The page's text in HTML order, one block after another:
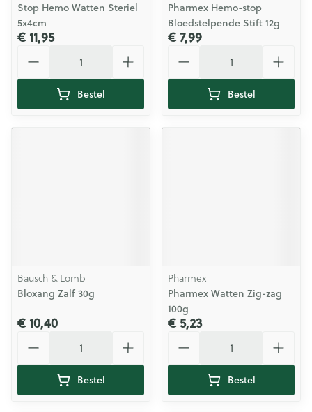
Stop Hemo Watten Steriel
5x4cm
€ 11,95
Bestel
Pharmex Hemo-stop
Bloedstelpende Stift 12g
€ 7,99
Bestel
Bausch & Lomb
Bloxang Zalf 30g
€ 10,40
Bestel
Pharmex
Pharmex Watten Zig-zag
100g
€ 5,23
Bestel